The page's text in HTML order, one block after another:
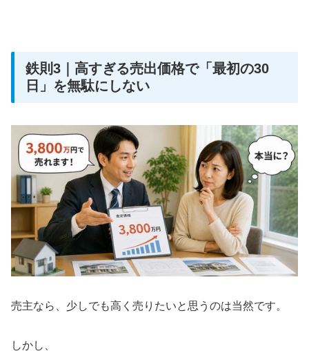
鉄則3｜高すぎる売出価格で「最初の30
日」を無駄にしない
売主なら、少しでも高く売りたいと思うのは当然です。
しかし、